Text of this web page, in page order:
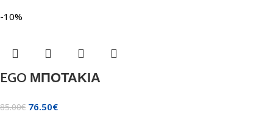
-10%
EGO ΜΠΟΤΑΚΙΑ
85.00€ 76.50€